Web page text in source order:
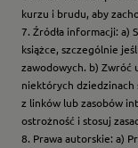
kurzu i brudu, aby
7. Źródła informacji: a)
książce, szczególnie
zawodowych. b) Zwróć
niektórych dziedzinach
z linków lub zasobów
ostrożność i stosuj
8. Prawa autorskie: a)